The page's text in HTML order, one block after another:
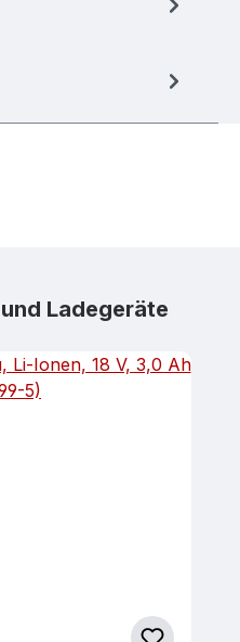
Ladegeräte